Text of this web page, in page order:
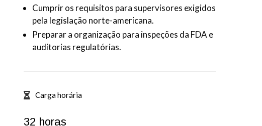
Cumprir os requisitos para supervisores exigidos
pela legislação norte-americana.
Preparar a organização para inspeções da FDA e
auditorias regulatórias.
Carga horária
32 horas